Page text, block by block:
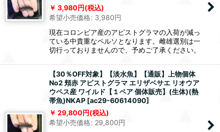
3,980円(税込)
希望小売価格: 3,980円
現在コロンビア産のアピストグラマの入荷が減っ
ている中貴重なペルソとなります。雌雄選別は一
切行っておりませんので、予めご了承ください。
【30％OFF対象】【淡水魚】【通販】上物個体
No2 頬赤 アピストグラマ エリザベサエ リオウア
ウペス産 ワイルド【１ペア 個体販売】(生体)(熱
帯魚)NKAP [ac29-60614090]
29,800円(税込)
希望小売価格: 29,800円